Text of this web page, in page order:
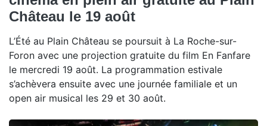
Château le 19 août
L’Été au Plain Château se poursuit à La Roche-sur-
Foron avec une projection gratuite du film En Fanfare
le mercredi 19 août. La programmation estivale
s’achèvera ensuite avec une journée familiale et un
open air musical les 29 et 30 août.